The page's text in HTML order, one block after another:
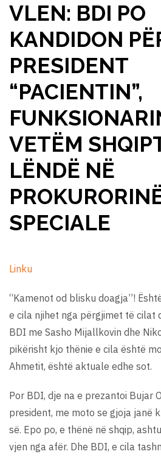
VLEN: BDI PO
KANDIDON
PRESIDENT
“PACIENTIN”,
VETËM
LËNDË NË
SPECIALE
Linku
“Kamenot od blisku doagja”!
e cila njihet nga përgjimet të cilat
BDI me Sasho Mijallkovin dhe
pikërisht kjo thënie e cila është
Ahmetit, është aktuale edhe sot.
Por BDI, dje na e prezantoi Bujar
president, me moto se gjoja janë
së. Epo po, e thënë në shqip,
vjen nga afër. Dhe BDI, e cila